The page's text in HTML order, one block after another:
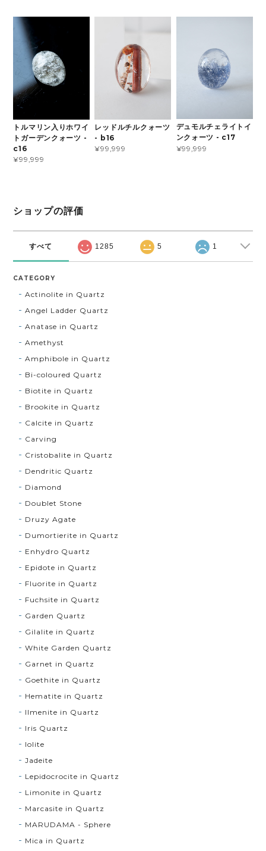
トルマリン入りホワイ
トガーデンクォーツ -
c16
¥99,999
レッドルチルクォーツ
- b16
¥99,999
デュモルチェライトイ
ンクォーツ - c17
¥99,999
ショップの評価
すべて 1285 5 1
CATEGORY
Actinolite in Quartz
Angel Ladder Quartz
Anatase in Quartz
Amethyst
Amphibole in Quartz
Bi-coloured Quartz
Biotite in Quartz
Brookite in Quartz
Calcite in Quartz
Carving
Cristobalite in Quartz
Dendritic Quartz
Diamond
Doublet Stone
Druzy Agate
Dumortierite in Quartz
Enhydro Quartz
Epidote in Quartz
Fluorite in Quartz
Fuchsite in Quartz
Garden Quartz
Gilalite in Quartz
White Garden Quartz
Garnet in Quartz
Goethite in Quartz
Hematite in Quartz
Ilmenite in Quartz
Iris Quartz
Iolite
Jadeite
Lepidocrocite in Quartz
Limonite in Quartz
Marcasite in Quartz
MARUDAMA - Sphere
Mica in Quartz